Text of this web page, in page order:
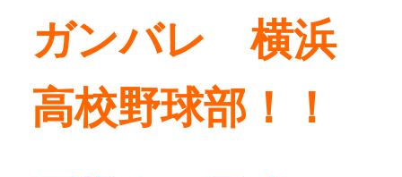
ガンバレ 横浜
高校野球部！！